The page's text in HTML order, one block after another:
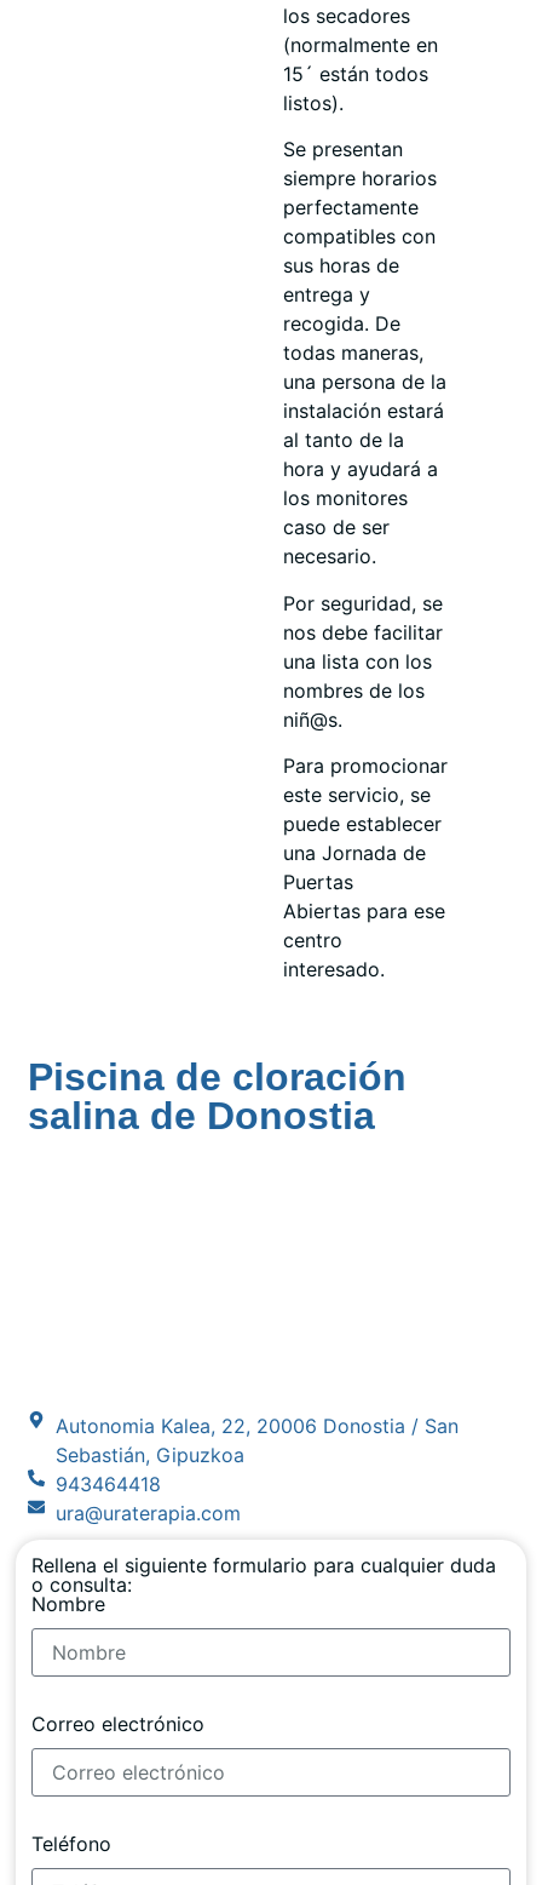
los secadores
(normalmente en
15´ están todos
listos).
Se presentan
siempre horarios
perfectamente
compatibles con
sus horas de
entrega y
recogida. De
todas maneras,
una persona de la
instalación estará
al tanto de la
hora y ayudará a
los monitores
caso de ser
necesario.
Por seguridad, se
nos debe facilitar
una lista con los
nombres de los
niñ@s.
Para promocionar
este servicio, se
puede establecer
una Jornada de
Puertas
Abiertas para ese
centro
interesado.
Piscina de cloración
salina de Donostia
Autonomia Kalea, 22, 20006 Donostia / San
Sebastián, Gipuzkoa
943464418
ura@uraterapia.com
Rellena el siguiente formulario para cualquier duda
o consulta:
Nombre
Correo electrónico
Teléfono